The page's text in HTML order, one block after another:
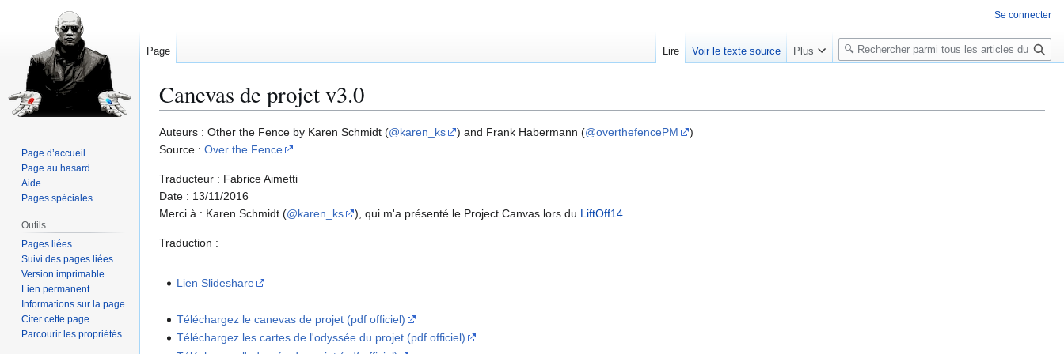
Canevas de projet v3.0
Aller
à
la
navigation
Aller
à
la
recherche
Auteurs : Other the Fence by Karen Schmidt (@karen_ks ) and Frank Habermann (@overthefencePM
)
Source : Over the Fence
Traducteur : Fabrice Aimetti
Date : 13/11/2016
Merci à : Karen Schmidt (@karen_ks ), qui m'a présenté le Project Canvas lors du LiftOff14
Traduction :
Lien Slideshare
Téléchargez le canevas de projet (pdf officiel)
Téléchargez les cartes de l'odyssée du projet (pdf officiel)
Se connecter
Page Lire Voir le texte source Plus
R
e
e
Page d’accueil
Page au hasard
Aide
Pages spéciales
Outils
Pages liées
Suivi des pages liées
Version imprimable
Lien permanent
Informations sur la page
Citer cette page
Parcourir les propriétés